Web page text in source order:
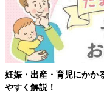
妊娠・出産・育児にかか
やすく解説！